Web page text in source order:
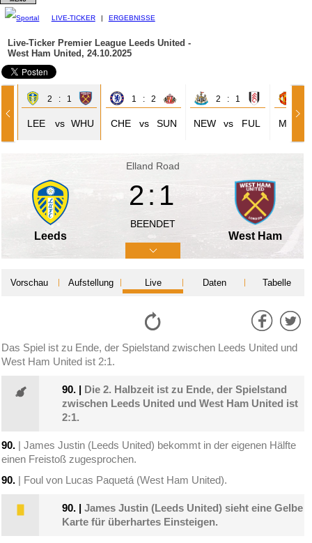
LIVE-TICKER | ERGEBNISSE
Live-Ticker Premier League Leeds United -
West Ham United, 24.10.2025
2 : 1
LEE vs WHU
1 : 2
CHE vs SUN
2 : 1
NEW vs FUL MAN
Elland Road
Leeds
2:1
BEENDET
West Ham
Vorschau Aufstellung Live Daten Tabelle
Das Spiel ist zu Ende, der Spielstand zwischen Leeds United und
West Ham United ist 2:1.
90. | Die 2. Halbzeit ist zu Ende, der Spielstand
zwischen Leeds United und West Ham United ist
2:1.
90. | James Justin (Leeds United) bekommt in der eigenen Hälfte
einen Freistoß zugesprochen.
90. | Foul von Lucas Paquetá (West Ham United).
90. |James Justin (Leeds United) sieht eine Gelbe
Karte für überhartes Einsteigen.